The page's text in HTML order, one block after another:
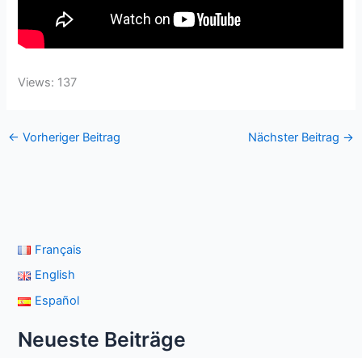
Views: 137
← Vorheriger Beitrag Nächster Beitrag →
Français
English
Español
Neueste Beiträge